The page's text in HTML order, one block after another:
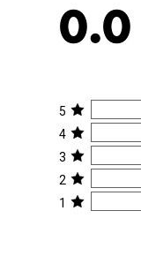
0.0
5
4
3
2
1